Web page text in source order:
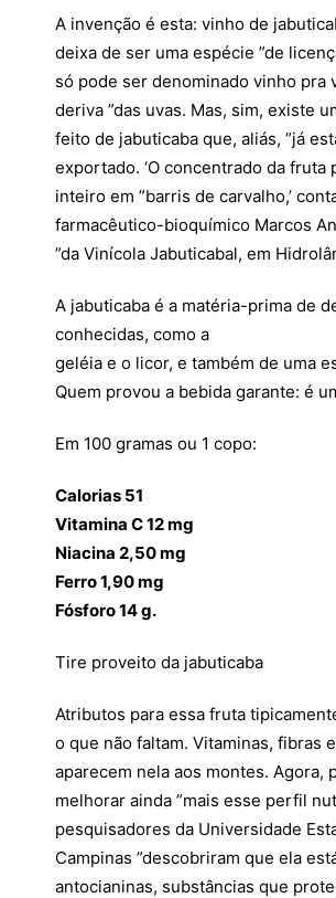
A invenção é esta: vinho de
deixa de ser uma espécie ”de
só pode ser denominado vinho pra
deriva ”das uvas. Mas, sim, existe
feito de jabuticaba que, aliás, ”já
exportado. ‘O concentrado da fruta
inteiro em ”barris de carvalho,’
farmacêutico-bioquímico Marcos
”da Vinícola Jabuticabal, em
A jabuticaba é a matéria-prima de
conhecidas, como a
geléia e o licor, e também de uma
Quem provou a bebida garante: é
Em 100 gramas ou 1 copo:
Calorias 51
Vitamina C 12 mg
Niacina 2,50 mg
Ferro 1,90 mg
Fósforo 14 g.
Tire proveito da jabuticaba
Atributos para essa fruta
o que não faltam. Vitaminas, fibras
aparecem nela aos montes. Agora,
melhorar ainda ”mais esse perfil
pesquisadores da Universidade
Campinas ”descobriram que ela
antocianinas, substâncias que